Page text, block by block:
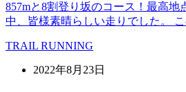
857mと8割登り坂のコース！最高
中、皆様素晴らしい走りでした。
TRAIL RUNNING
2022年8月23日